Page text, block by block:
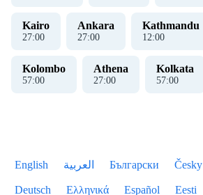
Kairo
27:00
Ankara
27:00
Kathmandu
12:00
Kolombo
57:00
Athena
27:00
Kolkata
57:00
English العربية Български Česky
Deutsch Ελληνικά Español Eesti